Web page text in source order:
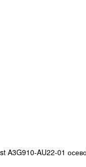
A3G910-AU22-01